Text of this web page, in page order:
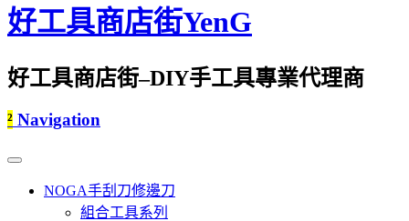
好工具商店街YenG
好工具商店街–DIY手工具專業代理商
² Navigation
NOGA手刮刀修邊刀
組合工具系列